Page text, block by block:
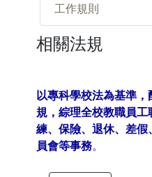
工作規則
相關法規
以專科學校法為基準
規，綜理全校教職員
練、保險、退休、差
員會等事務。